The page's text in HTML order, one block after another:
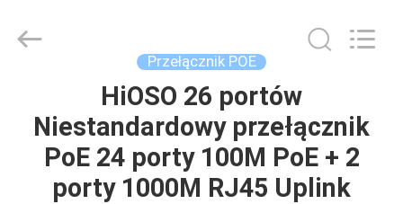
PRODUKTY
Reserved.
Przełącznik POE
HiOSO 26 portów
Niestandardowy przełącznik
PoE 24 porty 100M PoE + 2
porty 1000M RJ45 Uplink